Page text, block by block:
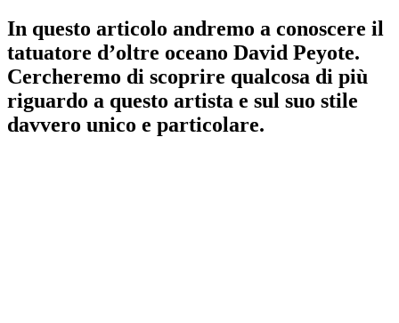
In questo articolo andremo a conoscere il
tatuatore d’oltre oceano David Peyote.
Cercheremo di scoprire qualcosa di più
riguardo a questo artista e sul suo stile
davvero unico e particolare.